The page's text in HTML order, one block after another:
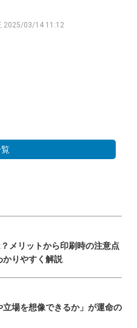
2025/03/14 11:12
メリットから印刷時の注意点
かりやすく解説
立場を想像できるか」が運命の